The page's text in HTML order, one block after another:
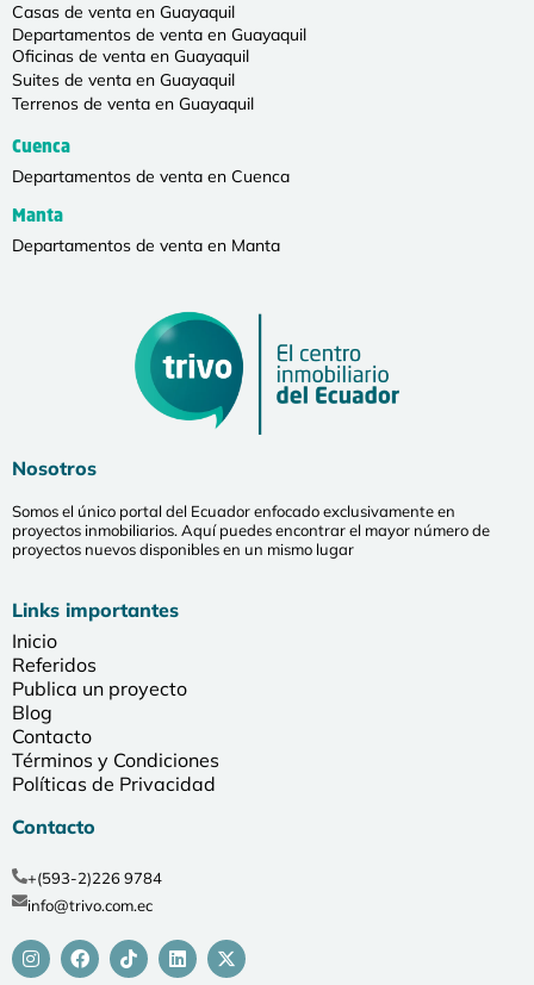
Casas de venta en Guayaquil
Departamentos de venta en Guayaquil
Oficinas de venta en Guayaquil
Suites de venta en Guayaquil
Terrenos de venta en Guayaquil
Cuenca
Departamentos de venta en Cuenca
Manta
Departamentos de venta en Manta
Nosotros
Somos el único portal del Ecuador enfocado exclusivamente en
proyectos inmobiliarios. Aquí puedes encontrar el mayor número de
proyectos nuevos disponibles en un mismo lugar
Links importantes
Inicio
Referidos
Publica un proyecto
Blog
Contacto
Términos y Condiciones
Políticas de Privacidad
Contacto
+(593-2)226 9784
info@trivo.com.ec